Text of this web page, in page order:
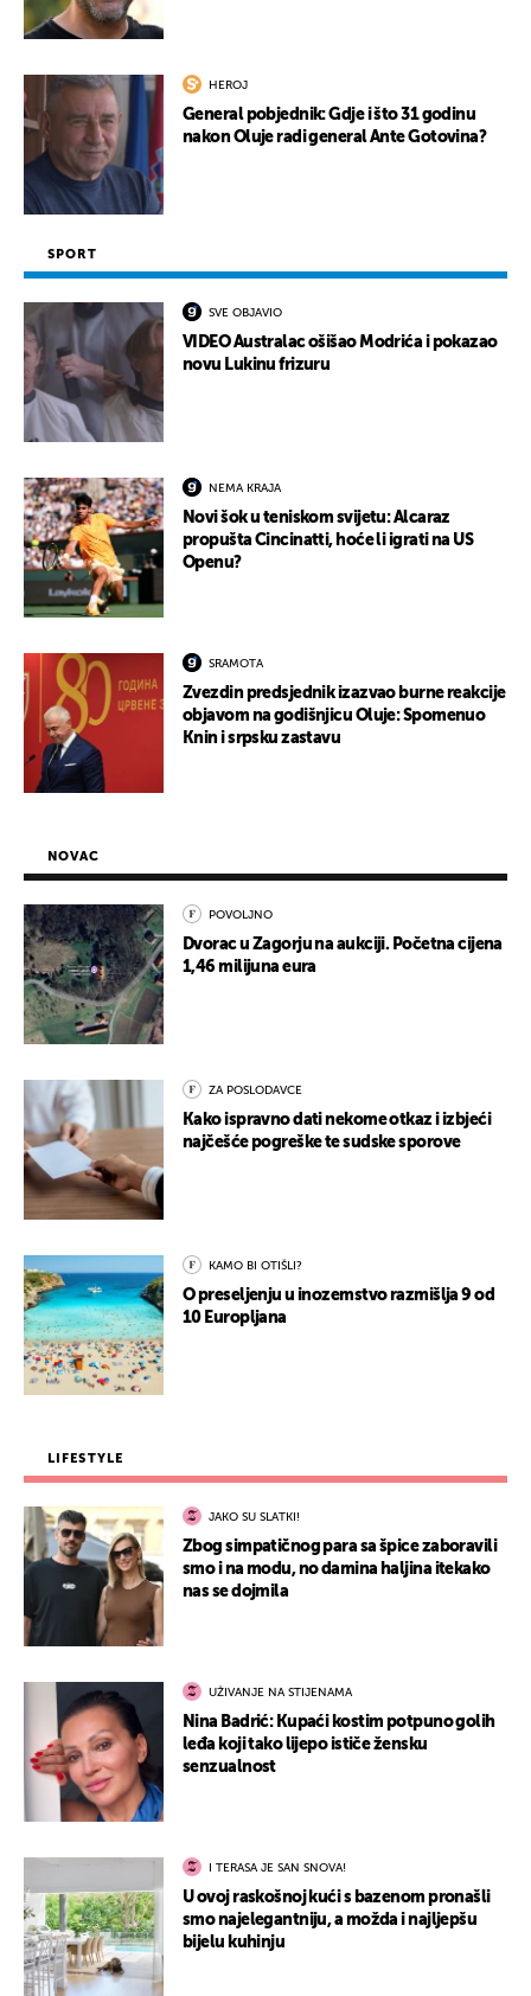
HEROJ
General pobjednik: Gdje i što 31 godinu
nakon Oluje radi general Ante Gotovina?
SPORT
SVE OBJAVIO
VIDEO Australac ošišao Modrića i pokazao
novu Lukinu frizuru
NEMA KRAJA
Novi šok u teniskom svijetu: Alcaraz
propušta Cincinatti, hoće li igrati na US
Openu?
SRAMOTA
Zvezdin predsjednik izazvao burne reakcije
objavom na godišnjicu Oluje: Spomenuo
Knin i srpsku zastavu
NOVAC
POVOLJNO
Dvorac u Zagorju na aukciji. Početna cijena
1,46 milijuna eura
ZA POSLODAVCE
Kako ispravno dati nekome otkaz i izbjeći
najčešće pogreške te sudske sporove
KAMO BI OTIŠLI?
O preseljenju u inozemstvo razmišlja 9 od
10 Europljana
LIFESTYLE
JAKO SU SLATKI!
Zbog simpatičnog para sa špice zaboravili
smo i na modu, no damina haljina itekako
nas se dojmila
UŽIVANJE NA STIJENAMA
Nina Badrić: Kupaći kostim potpuno golih
leđa koji tako lijepo ističe žensku
senzualnost
I TERASA JE SAN SNOVA!
U ovoj raskošnoj kući s bazenom pronašli
smo najelegantniju, a možda i najljepšu
bijelu kuhinju